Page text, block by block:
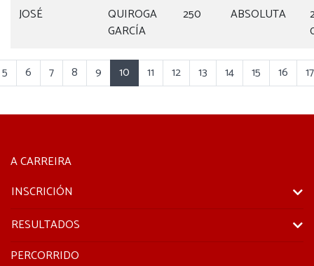
JOSÉ
QUIROGA
GARCÍA
250 ABSOLUTA
5 6 7 8 9 10 11 12 13 14 15 16 17
A CARREIRA
INSCRICIÓN
RESULTADOS
PERCORRIDO